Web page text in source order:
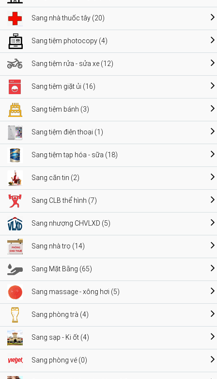
Sang nhà thuốc tây (20)
Sang tiệm photocopy (4)
Sang tiệm rửa - sửa xe (12)
Sang tiệm giặt ủi (16)
Sang tiệm bánh (3)
Sang tiệm điện thoại (1)
Sang tiệm tạp hóa - sữa (18)
Sang căn tin (2)
Sang CLB thể hình (7)
Sang nhượng CHVLXD (5)
Sang nhà trọ (14)
Sang Mặt Bằng (65)
Sang massage - xông hơi (5)
Sang phòng trà (4)
Sang sạp - Ki ốt (4)
Sang phòng vé (0)